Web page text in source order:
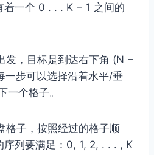
着一个 0 . . . K − 1 之间的
发，目标是到达右下角 (N −
一步可以选择沿着水平/垂
一个格子。
格子，按照经过的格子顺
序列要满足：0, 1, 2, . . . , K